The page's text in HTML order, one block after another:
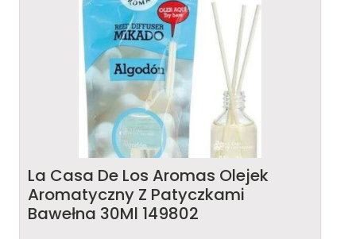
La Casa De Los Aromas Olejek
Aromatyczny Z Patyczkami
Bawełna 30Ml 149802